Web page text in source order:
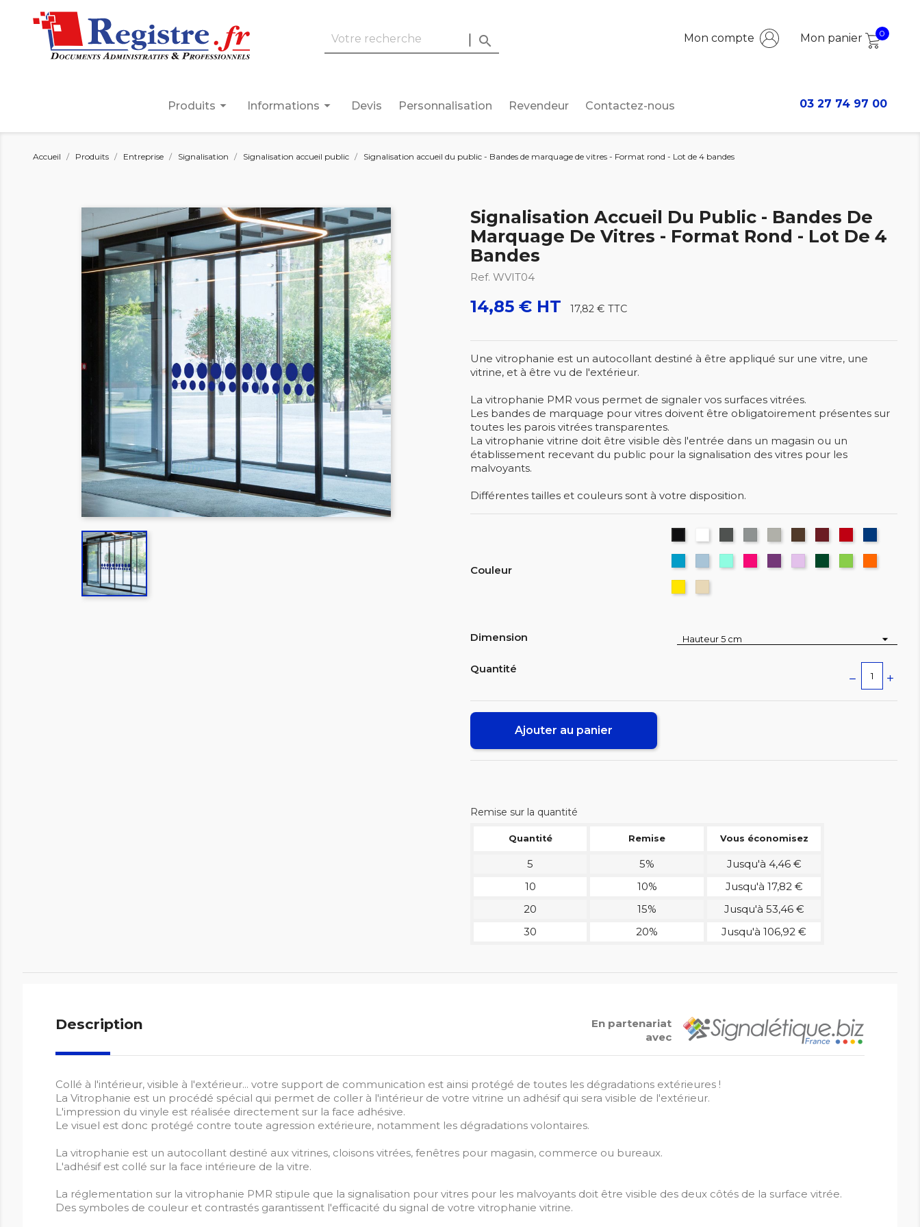
 Mon compte Mon panier 0
arrow_drop_down
Produits arrow_drop_down
Informations Devis Personnalisation Revendeur Contactez-nous 03 27 74 97 00
Accueil Produits Entreprise Signalisation Signalisation accueil public Signalisation accueil du public - Bandes de marquage de vitres - Format rond - Lot de 4 bandes
Signalisation Accueil Du Public - Bandes De
Marquage De Vitres - Format Rond - Lot De 4
Bandes
Ref. WVIT04
14,85 € HT 17,82 € TTC
Une vitrophanie est un autocollant destiné à être appliqué sur une vitre, une
vitrine, et à être vu de l'extérieur.
La vitrophanie PMR vous permet de signaler vos surfaces vitrées.
Les bandes de marquage pour vitres doivent être obligatoirement présentes sur
toutes les parois vitrées transparentes.
La vitrophanie vitrine doit être visible dès l'entrée dans un magasin ou un
établissement recevant du public pour la signalisation des vitres pour les
malvoyants.
Différentes tailles et couleurs sont à votre disposition.
Couleur
Dimension
Quantité
Ajouter au panier
Remise sur la quantité
Quantité Remise Vous économisez
5 5%
Jusqu'à 4,46 €
10
10%
Jusqu'à 17,82 €
20
15%
Jusqu'à 53,46 €
30
20% Jusqu'à 106,92 €
Description
En partenariat
avec
Collé à l'intérieur, visible à l'extérieur... votre support de communication est ainsi protégé de toutes les dégradations extérieures !
La Vitrophanie est un procédé spécial qui permet de coller à l'intérieur de votre vitrine un adhésif qui sera visible de l'extérieur.
L'impression du vinyle est réalisée directement sur la face adhésive.
Le visuel est donc protégé contre toute agression extérieure, notamment les dégradations volontaires.
La vitrophanie est un autocollant destiné aux vitrines, cloisons vitrées, fenêtres pour magasin, commerce ou bureaux.
L'adhésif est collé sur la face intérieure de la vitre.
La réglementation sur la vitrophanie PMR stipule que la signalisation pour vitres pour les malvoyants doit être visible des deux côtés de la surface vitrée.
Des symboles de couleur et contrastés garantissent l'efficacité du signal de votre vitrophanie vitrine.